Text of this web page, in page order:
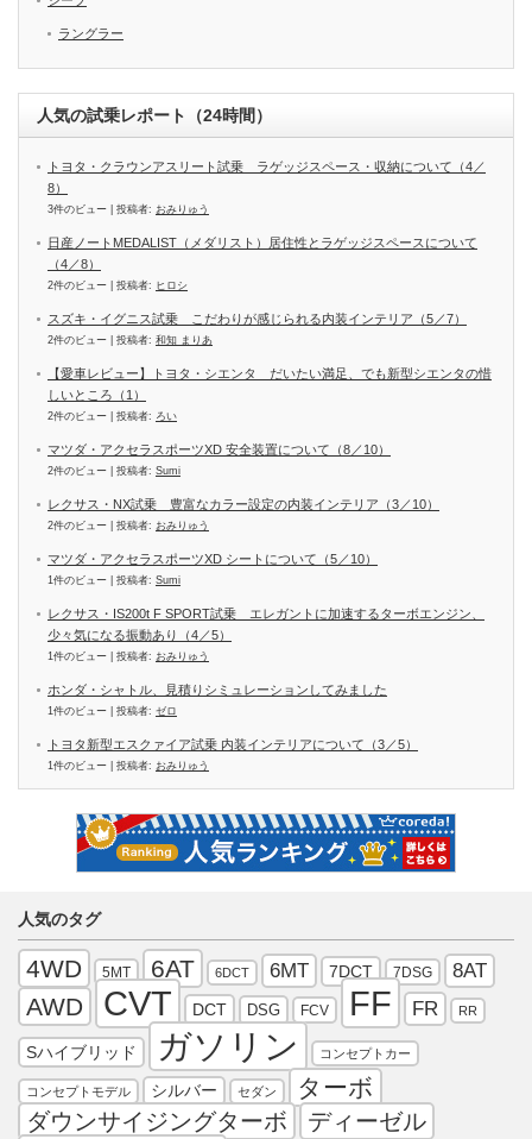
ラングラー
人気の試乗レポート（24時間）
トヨタ・クラウンアスリート試乗 ラゲッジスペース・収納について（4／
8）
3件のビュー 投稿者: おみりゅう
日産ノートMEDALIST（メダリスト）居住性とラゲッジスペースについて
（4／8）
2件のビュー 投稿者: ヒロシ
スズキ・イグニス試乗 こだわりが感じられる内装インテリア（5／7）
2件のビュー 投稿者: 和知 まりあ
【愛車レビュー】トヨタ・シエンタ だいたい満足、でも新型シエンタの惜
しいところ（1）
2件のビュー 投稿者: ろい
マツダ・アクセラスポーツXD 安全装置について（8／10）
2件のビュー 投稿者: Sumi
レクサス・NX試乗 豊富なカラー設定の内装インテリア（3／10）
2件のビュー 投稿者: おみりゅう
マツダ・アクセラスポーツXD シートについて（5／10）
1件のビュー 投稿者: Sumi
レクサス・IS200t F SPORT試乗 エレガントに加速するターボエンジン、
少々気になる振動あり（4／5）
1件のビュー 投稿者: おみりゅう
ホンダ・シャトル、見積りシミュレーションしてみました
1件のビュー 投稿者: ゼロ
トヨタ新型エスクァイア試乗 内装インテリアについて（3／5）
1件のビュー 投稿者: おみりゅう
人気のタグ
4WD 5MT 6AT 6DCT 6MT 7DCT 7DSG 8AT
AWD CVT DCT DSG FCV FF FR RR
Sハイブリッド ガソリン コンセプトカー
コンセプトモデル シルバー セダン ターボ
ダウンサイジングターボ ディーゼル